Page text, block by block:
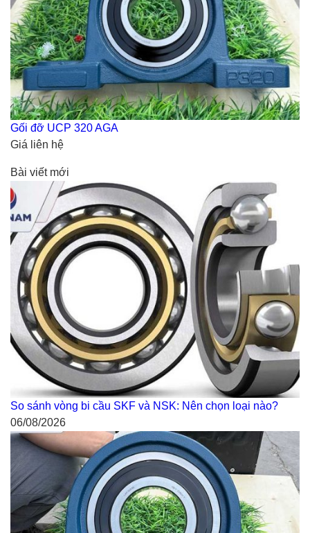
Gối đỡ UCP 320 AGA
Giá liên hệ
Bài viết mới
So sánh vòng bi cầu SKF và NSK: Nên chọn loại nào?
06/08/2026